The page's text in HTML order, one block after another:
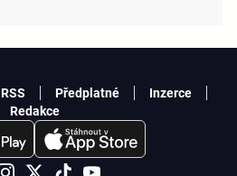
RSS Předplatné
Inzerce
Redakce